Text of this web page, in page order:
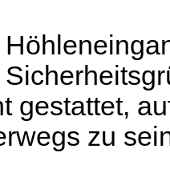
gestattet,
zu